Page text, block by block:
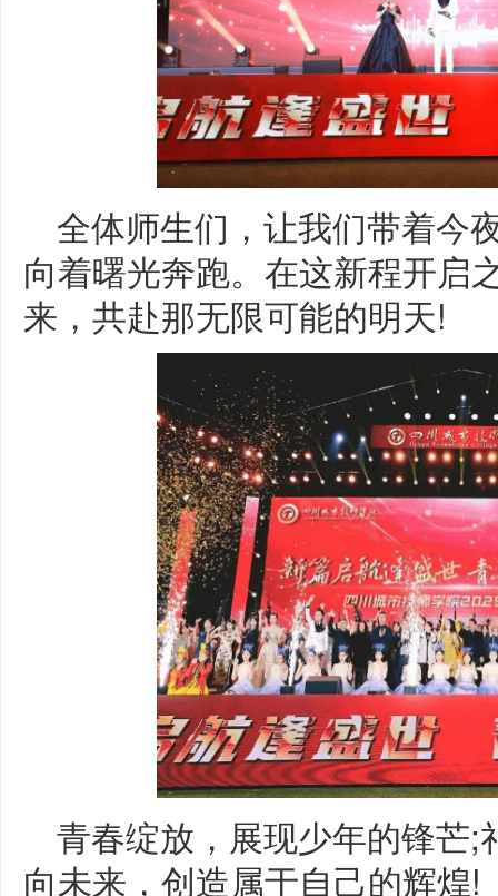
全体师生们，让我们带着今
向着曙光奔跑。在这新程开启
来，共赴那无限可能的明天!
青春绽放，展现少年的锋芒
向未来，创造属于自己的辉煌!